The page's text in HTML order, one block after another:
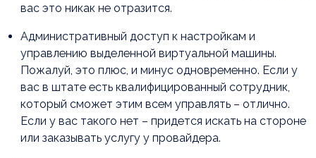
вас это никак не отразится.
Административный доступ к настройкам и
управлению выделенной виртуальной машины.
Пожалуй, это плюс, и минус одновременно. Если у
вас в штате есть квалифицированный сотрудник,
который сможет этим всем управлять – отлично.
Если у вас такого нет – придется искать на стороне
или заказывать услугу у провайдера.